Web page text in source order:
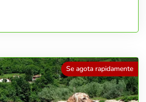
Se agota rapidamente